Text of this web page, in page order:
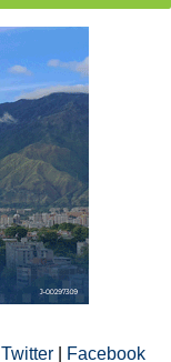
Twitter Facebook